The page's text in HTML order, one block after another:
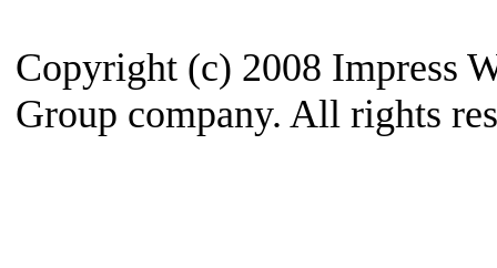
Copyright (c) 2008 Impress
Group company. All rights